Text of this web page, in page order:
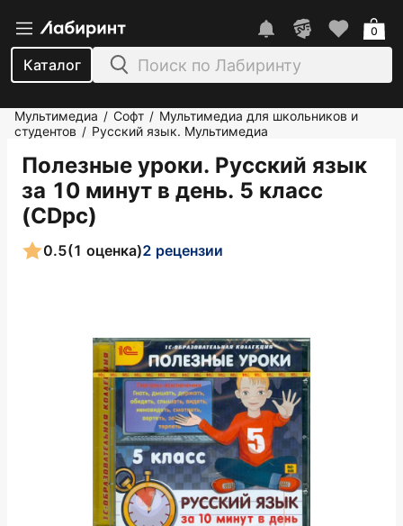
Каталог
0
Мультимедиа / Софт / Мультимедиа для школьников и
студентов / Русский язык. Мультимедиа
Полезные уроки. Русский язык
за 10 минут в день. 5 класс
(CDpc)
0.5(1 оценка)2 рецензии